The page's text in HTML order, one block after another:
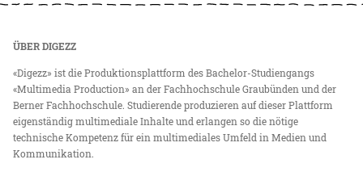
ÜBER DIGEZZ
«Digezz» ist die Produktionsplattform des Bachelor-Studiengangs
«Multimedia Production» an der Fachhochschule Graubünden und der
Berner Fachhochschule. Studierende produzieren auf dieser Plattform
eigenständig multimediale Inhalte und erlangen so die nötige
technische Kompetenz für ein multimediales Umfeld in Medien und
Kommunikation.